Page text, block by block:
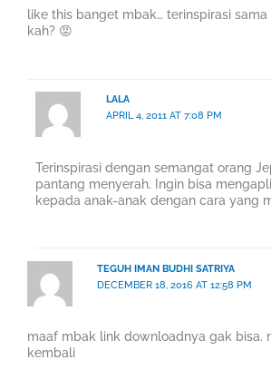
like this banget mbak… terinspirasi
kah? 😡
LALA
APRIL 4, 2011 AT 7:08 PM
Terinspirasi dengan semangat orang
pantang menyerah. Ingin bisa
kepada anak-anak dengan cara yang
TEGUH IMAN BUDHI SATRIYA
DECEMBER 18, 2016 AT 12:58 PM
maaf mbak link downloadnya gak bisa.
kembali